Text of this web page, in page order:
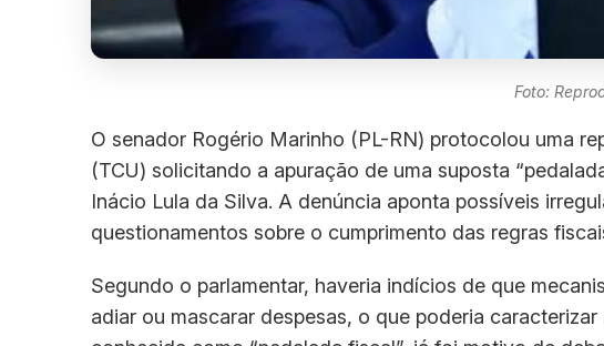
Foto:
O senador Rogério Marinho (PL-RN) protocolou uma
(TCU) solicitando a apuração de uma suposta
Inácio Lula da Silva. A denúncia aponta possíveis
questionamentos sobre o cumprimento das regras
Segundo o parlamentar, haveria indícios de que
adiar ou mascarar despesas, o que poderia